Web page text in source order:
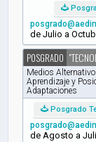
de Julio a
POSGRADO
Medios
Aprendizaje y
Adaptaciones
Posgrado
de Agosto a